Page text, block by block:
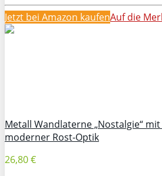
Jetzt bei Amazon kaufenAuf die
Metall Wandlaterne „Nostalgie“
moderner Rost-Optik
26,80 €